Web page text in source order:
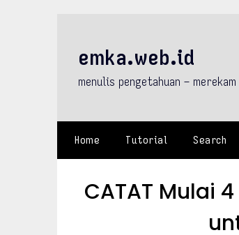
emka.web.id
menulis pengetahuan –
Home Tutorial Search
CATAT Mulai